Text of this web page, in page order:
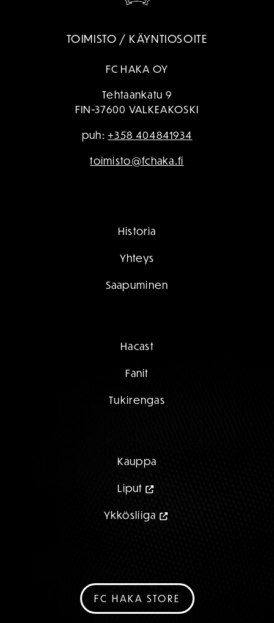
TOIMISTO / KÄYNTIOSOITE
FC HAKA OY
Tehtaankatu 9
FIN-37600 VALKEAKOSKI
puh:+358 404841934
toimisto@fchaka.fi
Historia
Yhteys
Saapuminen
Hacast
Fanit
Tukirengas
Kauppa
Liput
Ykkösliiga
FC HAKA STORE